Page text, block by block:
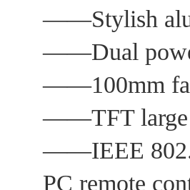
——Stylish
——Dual
——100mm
——TFT large
——IEEE
PC remote